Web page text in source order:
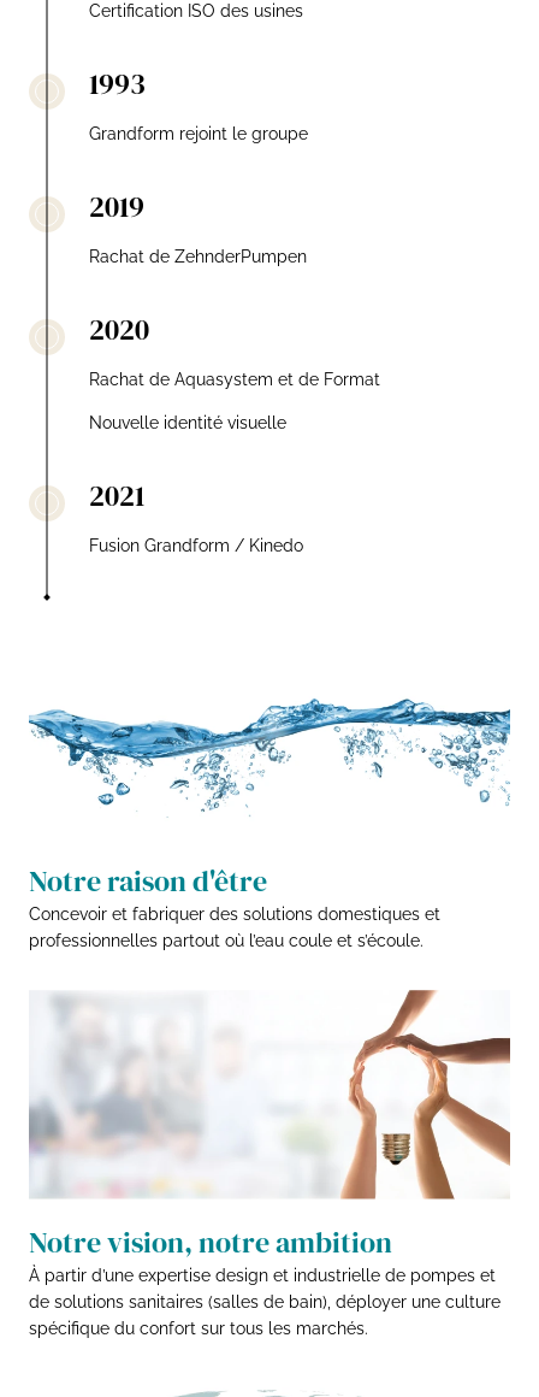
Certification ISO des usines
1993
Grandform rejoint le groupe
2019
Rachat de ZehnderPumpen
2020
Rachat de Aquasystem et de Format
Nouvelle identité visuelle
2021
Fusion Grandform / Kinedo
Notre raison d'être
Concevoir et fabriquer des solutions domestiques et
professionnelles partout où l’eau coule et s’écoule.
Notre vision, notre ambition
À partir d’une expertise design et industrielle de pompes et
de solutions sanitaires (salles de bain), déployer une culture
spécifique du confort sur tous les marchés.